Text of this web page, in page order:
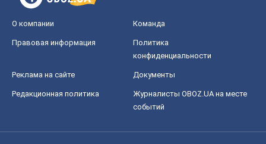
О компании Команда
Правовая информация
Политика
конфиденциальности
Реклама на сайте Документы
Редакционная политика
Журналисты OBOZ.UA на месте
событий